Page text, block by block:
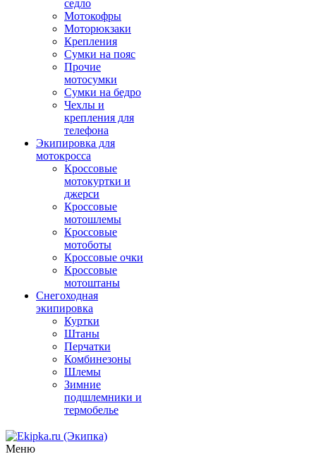
седло
Мотокофры
Моторюкзаки
Крепления
Сумки на пояс
Прочие
мотосумки
Сумки на бедро
Чехлы и
крепления для
телефона
Экипировка для
мотокросса
Кроссовые
мотокуртки и
джерси
Кроссовые
мотошлемы
Кроссовые
мотоботы
Кроссовые очки
Кроссовые
мотоштаны
Снегоходная
экипировка
Куртки
Штаны
Перчатки
Комбинезоны
Шлемы
Зимние
подшлемники и
термобелье
Меню